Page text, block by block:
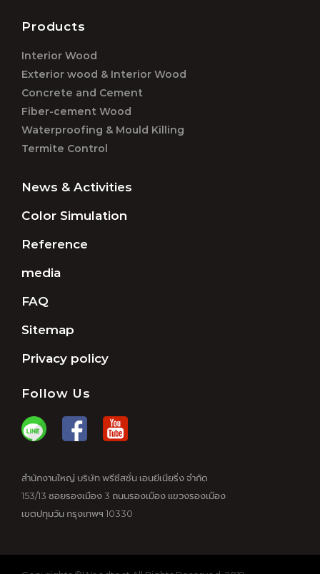
Products
Interior Wood
Exterior wood & Interior Wood
Concrete and Cement
Fiber-cement Wood
Waterproofing & Mould Killing
Termite Control
News & Activities
Color Simulation
Reference
media
FAQ
Sitemap
Privacy policy
Follow Us
สำนักงานใหญ่ บริษัท พรีซีสชั่น เอนยีเนียริ่ง จำกัด
153/13 ซอยรองเมือง 3 ถนนรองเมือง แขวงรองเมือง
เขตปทุมวัน กรุงเทพฯ 10330